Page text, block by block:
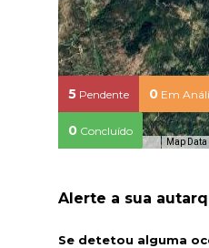
Map Data
5 Pendente 0 Em
0 Concluído
Alerte a sua
Se detetou alguma